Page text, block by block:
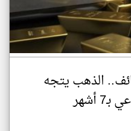
الذهب يتجه
أشهر